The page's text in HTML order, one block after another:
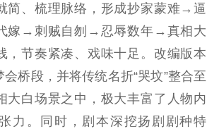
文明实践
文明培育
先进典型
社会宣传
爱国主义教育
全民国防教育
简、梳理脉络，形成抄家蒙难→逼
嫁→刺贼自刎→忍辱数年→真相大
，节奏紧凑、戏味十足。改编版本
桥段，并将传统名折“哭坟”整合至
大白场景之中，极大丰富了人物内
力。同时，剧本深挖扬剧剧种特